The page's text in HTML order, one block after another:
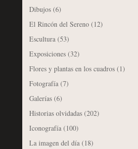
Dibujos(6)
El Rincón del Sereno(12)
Escultura(53)
Exposiciones(32)
Flores y plantas en los cuadros(1)
Fotografía(7)
Galerías(6)
Historias olvidadas(202)
Iconografía(100)
La imagen del día(18)